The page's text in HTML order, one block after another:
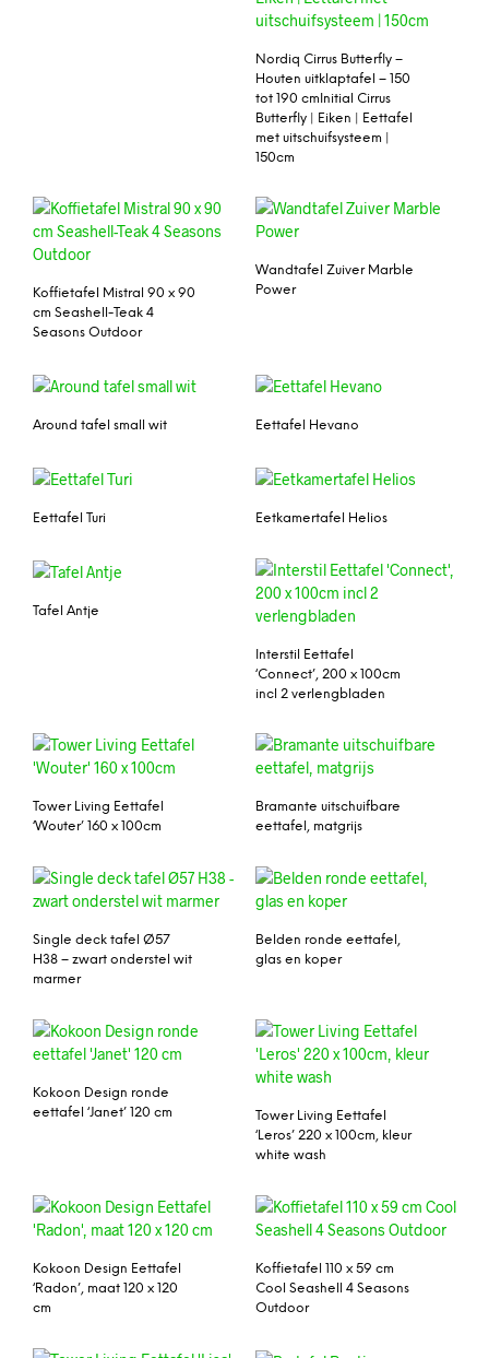
Nordiq Cirrus Butterfly –
Houten uitklaptafel – 150
tot 190 cmInitial Cirrus
Butterfly | Eiken | Eettafel
met uitschuifsysteem |
150cm
Koffietafel Mistral 90 x 90
cm Seashell-Teak 4
Seasons Outdoor
Wandtafel Zuiver Marble
Power
Around tafel small wit Eettafel Hevano
Eettafel Turi Eetkamertafel Helios
Tafel Antje
Interstil Eettafel
‘Connect’, 200 x 100cm
incl 2 verlengbladen
Tower Living Eettafel
‘Wouter’ 160 x 100cm
Bramante uitschuifbare
eettafel, matgrijs
Single deck tafel Ø57
H38 – zwart onderstel wit
marmer
Belden ronde eettafel,
glas en koper
Kokoon Design ronde
eettafel ‘Janet’ 120 cm
Tower Living Eettafel
‘Leros’ 220 x 100cm, kleur
white wash
Kokoon Design Eettafel
‘Radon’, maat 120 x 120
cm
Koffietafel 110 x 59 cm
Cool Seashell 4 Seasons
Outdoor